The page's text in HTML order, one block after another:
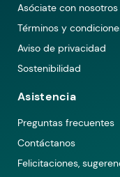
Asóciate con nosotros
Términos y
Aviso de privacidad
Sostenibilidad
Asistencia
Preguntas frecuentes
Contáctanos
Felicitaciones,